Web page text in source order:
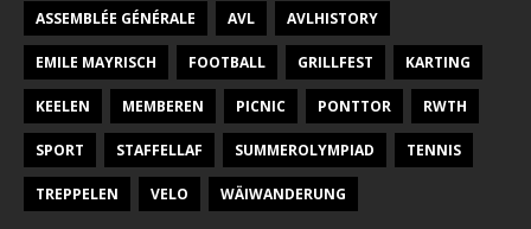
ASSEMBLÉE GÉNÉRALE AVL AVLHISTORY
EMILE MAYRISCH FOOTBALL GRILLFEST KARTING
KEELEN MEMBEREN PICNIC PONTTOR RWTH
SPORT STAFFELLAF SUMMEROLYMPIAD TENNIS
TREPPELEN VELO WÄIWANDERUNG